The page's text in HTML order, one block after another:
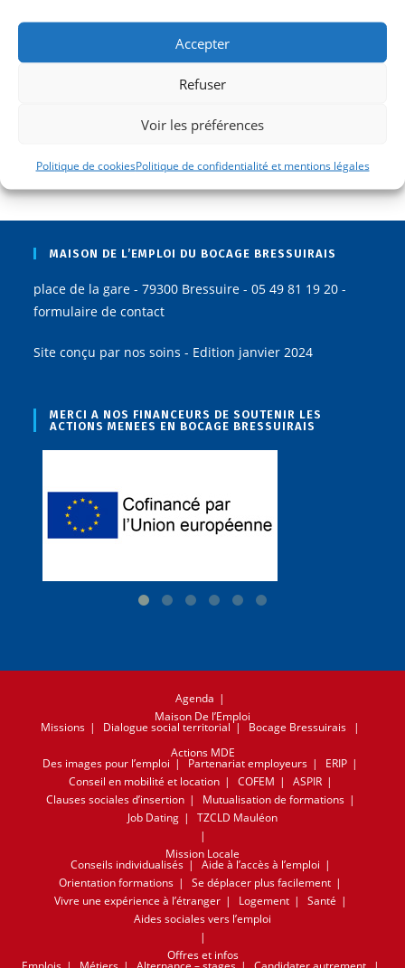
Accepter
Refuser
Voir les préférences
Politique de cookiesPolitique de confidentialité et mentions légales
Déplacer des charges en sécurité
Informations RH et salariés allophones
MAISON DE L’EMPLOI DU BOCAGE BRESSUIRAIS
place de la gare - 79300 Bressuire - 05 49 81 19 20 -
formulaire de contact
Site conçu par nos soins - Edition janvier 2024
MERCI A NOS FINANCEURS DE SOUTENIR LES
ACTIONS MENEES EN BOCAGE BRESSUIRAIS
Agenda
Maison De l’Emploi
Missions Dialogue social territorial
Bocage Bressuirais
Actions MDE
Des images pour l’emploi Partenariat employeurs
ERIP
Conseil en mobilité et location
COFEM
ASPIR
Clauses sociales d’insertion
Mutualisation de formations
Job Dating
TZCLD Mauléon
Mission Locale
Conseils individualisés
Aide à l’accès à l’emploi
Orientation formations
Se déplacer plus facilement
Vivre une expérience à l’étranger
Logement
Santé
Aides sociales vers l’emploi
Offres et infos